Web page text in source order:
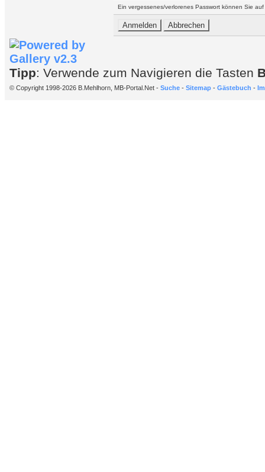
Ein vergessenes/verlorenes Passwort können Sie
Tipp: Verwende zum Navigieren die Tasten
© Copyright 1998-2026 B.Mehlhorn, MB-Portal.Net - Suche - Sitemap - Gästebuch -